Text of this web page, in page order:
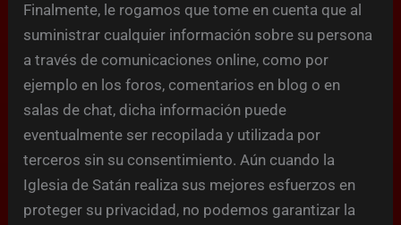
Finalmente, le rogamos que tome en cuenta que al
suministrar cualquier información sobre su persona
a través de comunicaciones online, como por
ejemplo en los foros, comentarios en blog o en
salas de chat, dicha información puede
eventualmente ser recopilada y utilizada por
terceros sin su consentimiento. Aún cuando la
Iglesia de Satán realiza sus mejores esfuerzos en
proteger su privacidad, no podemos garantizar la